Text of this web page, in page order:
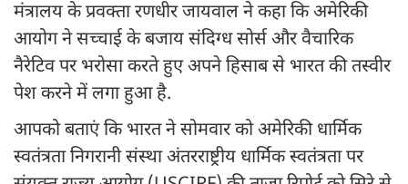
मंत्रालय के प्रवक्ता रणधीर जायवाल ने कहा कि अमेरिकी
आयोग ने सच्चाई के बजाय संदिग्ध सोर्स और वैचारिक
नैरेटिव पर भरोसा करते हुए अपने हिसाब से भारत की तस्वीर
पेश करने में लगा हुआ है.
आपको बताएं कि भारत ने सोमवार को अमेरिकी धार्मिक
स्वतंत्रता निगरानी संस्था अंतरराष्ट्रीय धार्मिक स्वतंत्रता पर